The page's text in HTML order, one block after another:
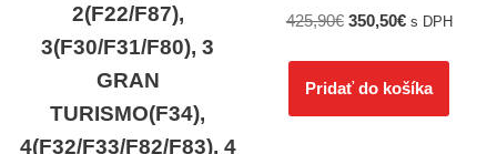
2(F22/F87),
3(F30/F31/F80), 3
GRAN
TURISMO(F34),
4(F32/F33/F82/F83), 4
425,90€ 350,50€ s DPH
Pridať do košíka